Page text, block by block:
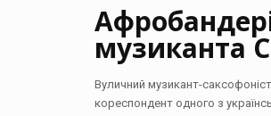
музиканта
Вуличний музикант-
кореспондент одного з